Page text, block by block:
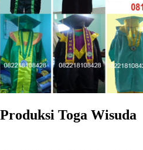
Toga Wisuda